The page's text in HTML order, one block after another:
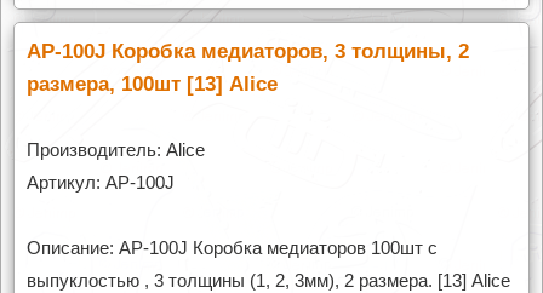
AP-100J Коробка медиаторов, 3 толщины, 2
размера, 100шт [13] Alice
Производитель: Alice
Артикул: AP-100J
Описание: AP-100J Коробка медиаторов 100шт с
выпуклостью , 3 толщины (1, 2, 3мм), 2 размера. [13] Alice